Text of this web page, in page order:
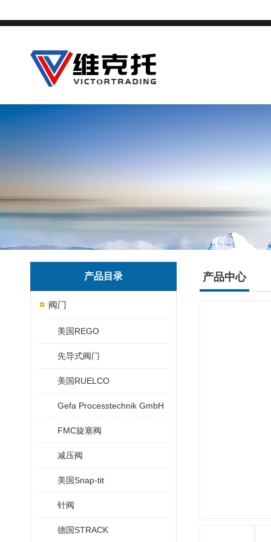
产品目录
阀门
美国REGO
先导式阀门
美国RUELCO
Gefa Processtechnik GmbH
FMC旋塞阀
减压阀
美国Snap-tit
针阀
德国STRACK
产品中心